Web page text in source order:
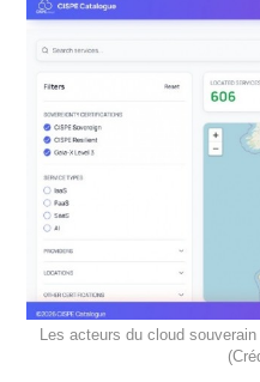
Les acteurs du cloud